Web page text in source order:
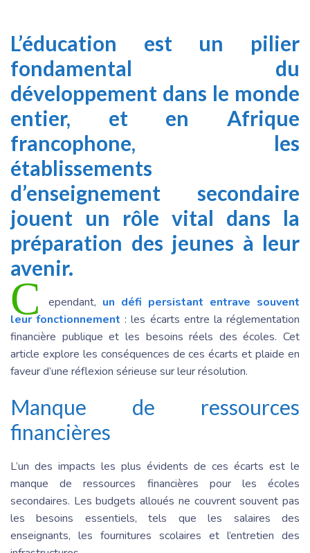
L’éducation est un pilier
fondamental du
développement dans le monde
entier, et en Afrique
francophone, les
établissements
d’enseignement secondaire
jouent un rôle vital dans la
préparation des jeunes à leur
avenir.
C ependant, un défi persistant entrave souvent
leur fonctionnement : les écarts entre la réglementation
financière publique et les besoins réels des écoles. Cet
article explore les conséquences de ces écarts et plaide en
faveur d’une réflexion sérieuse sur leur résolution.
Manque de ressources
financières
L’un des impacts les plus évidents de ces écarts est le
manque de ressources financières pour les écoles
secondaires. Les budgets alloués ne couvrent souvent pas
les besoins essentiels, tels que les salaires des
enseignants, les fournitures scolaires et l’entretien des